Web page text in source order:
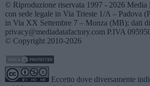
© Riproduzione riservata 1997 - 2026 Media
con sede legale in Via Trieste 1/A – Padova
in Via XX Settembre 7 – Monza (MB); dati
privacy@mediadatafactory.com P.IVA
© Copyright 2010-2026
Eccetto dove diversamente